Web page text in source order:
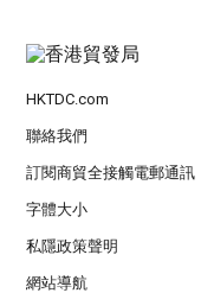
HKTDC.com
聯絡我們
訂閱商貿全接觸電郵通訊
字體大小
私隱政策聲明
網站導航